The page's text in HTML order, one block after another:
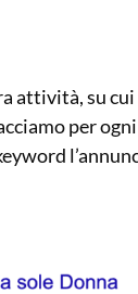
attività, su
per